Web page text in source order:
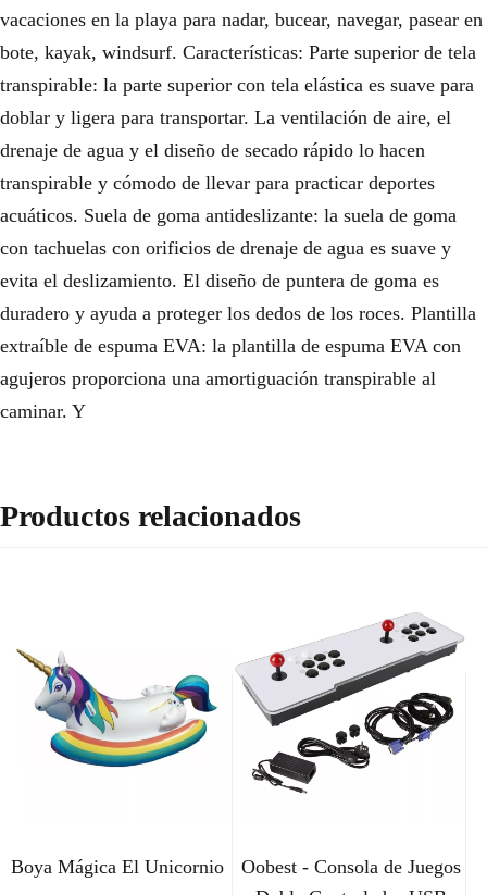
vacaciones en la playa para nadar, bucear, navegar, pasear en
bote, kayak, windsurf. Características: Parte superior de tela
transpirable: la parte superior con tela elástica es suave para
doblar y ligera para transportar. La ventilación de aire, el
drenaje de agua y el diseño de secado rápido lo hacen
transpirable y cómodo de llevar para practicar deportes
acuáticos. Suela de goma antideslizante: la suela de goma
con tachuelas con orificios de drenaje de agua es suave y
evita el deslizamiento. El diseño de puntera de goma es
duradero y ayuda a proteger los dedos de los roces. Plantilla
extraíble de espuma EVA: la plantilla de espuma EVA con
agujeros proporciona una amortiguación transpirable al
caminar. Y
Productos relacionados
Boya Mágica El Unicornio
Oobest - Consola de Juegos